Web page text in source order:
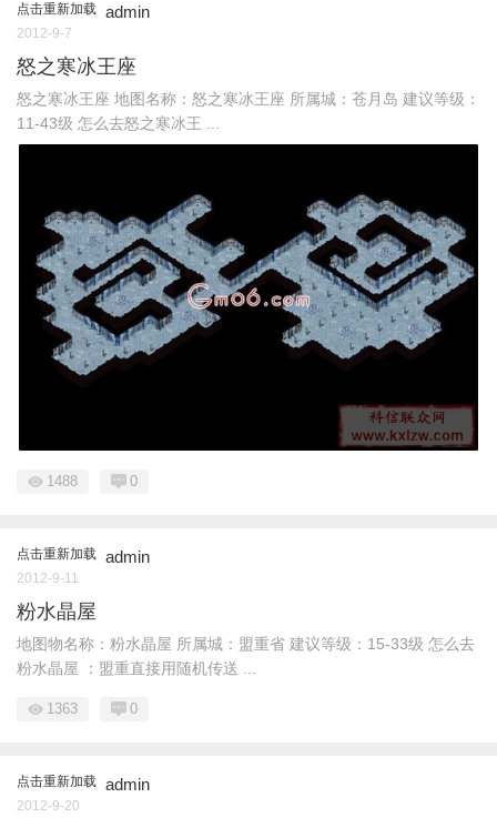
点击重新加载 admin
2012-9-7
怒之寒冰王座
怒之寒冰王座 地图名称：怒之寒冰王座 所属城：苍月岛 建议等级：
11-43级 怎么去怒之寒冰王 ...
1488 0
点击重新加载 admin
2012-9-11
粉水晶屋
地图物名称：粉水晶屋 所属城：盟重省 建议等级：15-33级 怎么去
粉水晶屋 ：盟重直接用随机传送 ...
1363 0
点击重新加载 admin
2012-9-20